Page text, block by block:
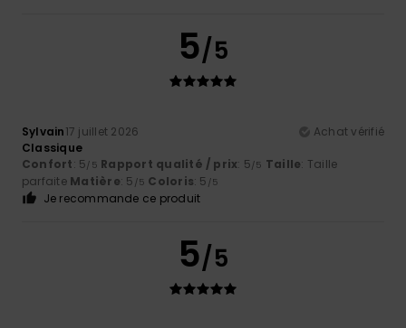
5/5
Sylvain17 juillet 2026
Achat vérifié
Classique
Confort: 5/5 Rapport qualité / prix: 5/5 Taille: Taille
parfaite Matière: 5 /5 Coloris: 5 /5
Je recommande ce produit
5/5